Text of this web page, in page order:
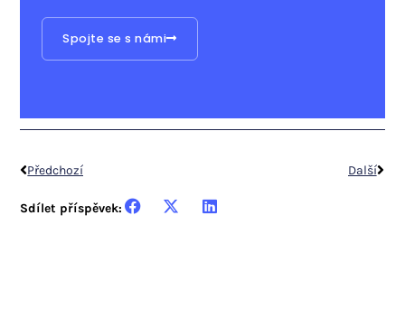
Spojte se s námi
Prev
Předchozí Další
Next
Sdílet příspěvek: